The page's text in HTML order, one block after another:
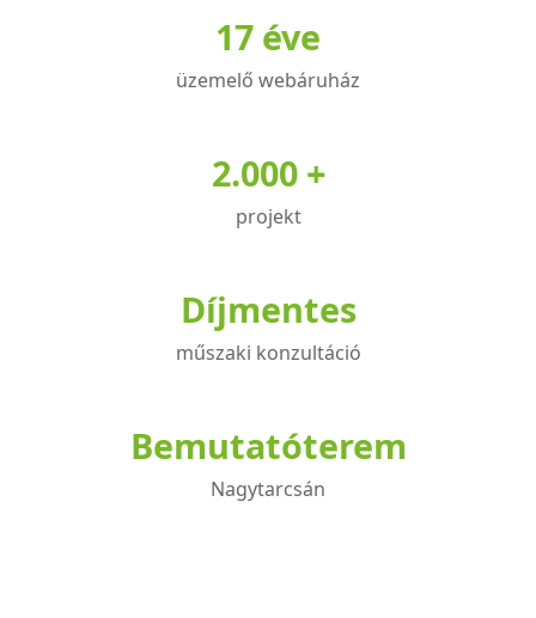
17 éve
üzemelő webáruház
2.000 +
projekt
Díjmentes
műszaki konzultáció
Bemutatóterem
Nagytarcsán